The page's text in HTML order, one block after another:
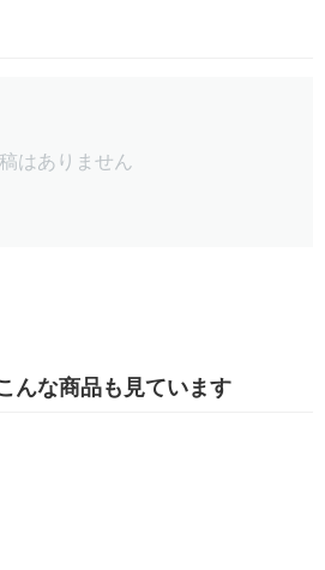
はありません
んな商品も見ています